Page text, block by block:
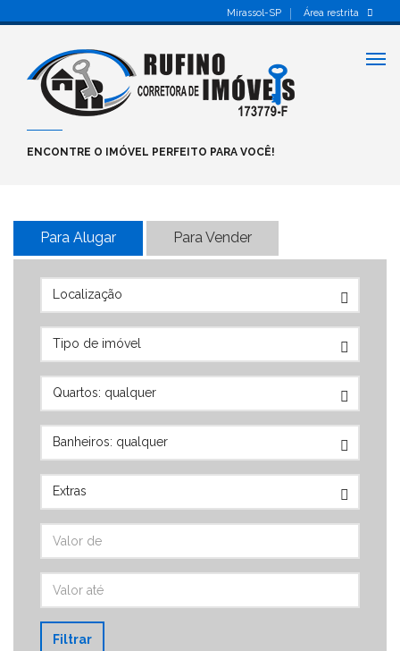
Mirassol-SP Área restrita
ENCONTRE O IMÓVEL PERFEITO PARA VOCÊ!
Para Alugar Para Vender
Filtrar